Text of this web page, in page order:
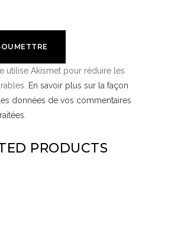
utilise Akismet pour réduire les
En savoir plus sur la façon
données de vos commentaires
.
PRODUCTS